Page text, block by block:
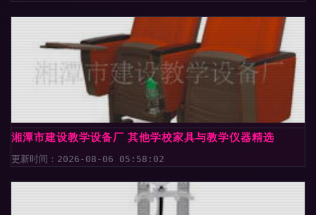
湘潭市建设教学设备厂 其他学校家具与教学仪器精选
更新时间：2026-08-06 05:58:02